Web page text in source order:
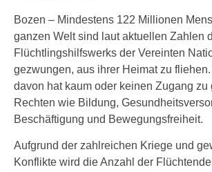
Bozen – Mindestens 122 Millionen
ganzen Welt sind laut aktuellen Zahlen
Flüchtlingshilfswerks der Vereinten
gezwungen, aus ihrer Heimat zu fliehen.
davon hat kaum oder keinen Zugang zu
Rechten wie Bildung,
Beschäftigung und Bewegungsfreiheit.
Aufgrund der zahlreichen Kriege und
Konflikte wird die Anzahl der